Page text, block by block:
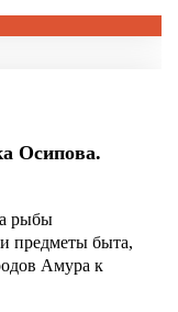
Осипова.
рыбы
предметы быта,
Амура к
假日
: 每月最
五